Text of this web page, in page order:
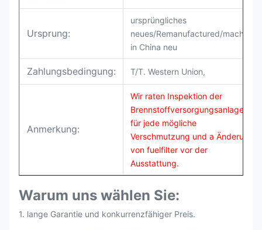
Ursprung:
ursprüngliches
neues/Remanufactured/machten
in China neu
Zahlungsbedingung: T/T. Western Union,
Anmerkung:
Wir raten Inspektion der
Brennstoffversorgungsanlage
für jede mögliche
Verschmutzung und a Änderung
von fuelfilter vor der
Ausstattung.
Warum uns wählen Sie:
1. lange Garantie und konkurrenzfähiger Preis.